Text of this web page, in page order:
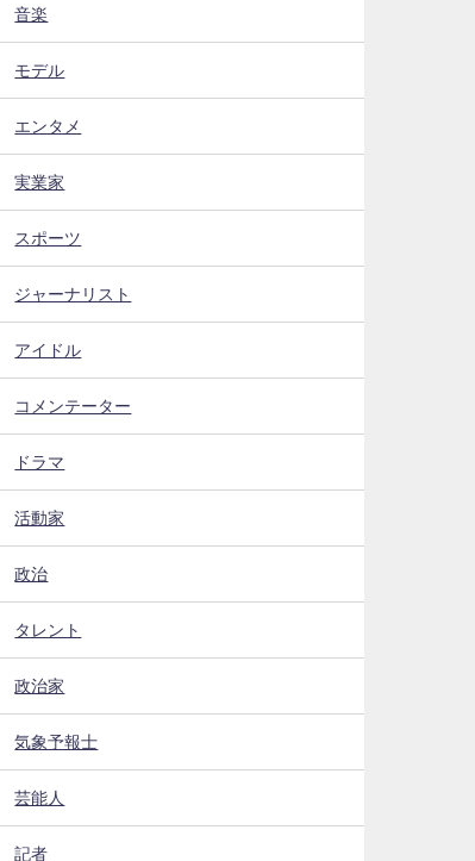
音楽
モデル
エンタメ
実業家
スポーツ
ジャーナリスト
アイドル
コメンテーター
ドラマ
活動家
政治
タレント
政治家
気象予報士
芸能人
記者